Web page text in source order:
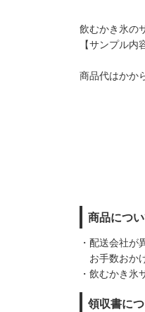
飲むかき氷の
【サンプル
商品代はかか
商品につ
・配送会社
お手数おか
・飲むかき
領収書に